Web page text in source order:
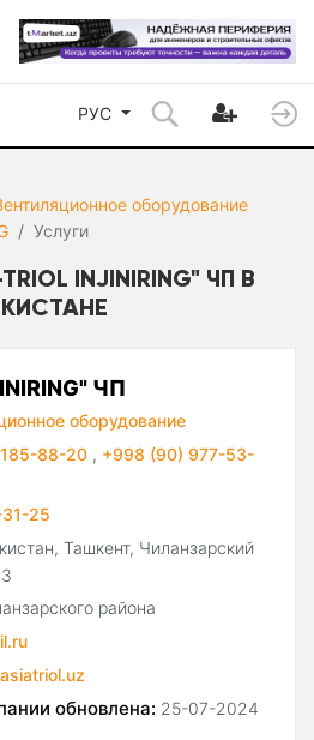
РУС
оборудование
Услуги
INJINIRING" ЧП В
ЧП
оборудование
88-20 , +998 (90) 977-53-
25
Ташкент, Чиланзарский
района
asiatriol.uz
обновлена: 25-07-2024